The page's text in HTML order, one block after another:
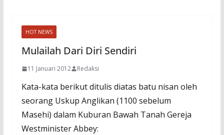
HOT NEWS
Mulailah Dari Diri Sendiri
11 Januari 2012 Redaksi
Kata-kata berikut ditulis diatas batu nisan oleh
seorang Uskup Anglikan (1100 sebelum
Masehi) dalam Kuburan Bawah Tanah Gereja
Westminister Abbey: